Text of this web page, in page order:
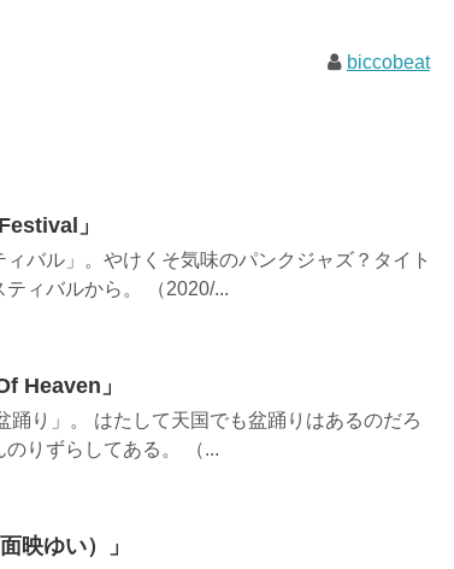
biccobeat
」
ィバル」。やけくそ気味のパンクジャズ？タイト
ィバルから。 （2020/...
Heaven」
踊り」。 はたして天国でも盆踊りはあるのだろ
りずらしてある。 （...
映ゆい）」